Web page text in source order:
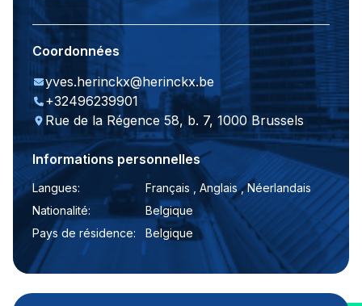
Coordonnées
yves.herinckx@herinckx.be
+32496239901
Rue de la Régence 58, b. 7, 1000 Brussels
Informations personnelles
Langues:
Français , Anglais , Néerlandais
Nationalité:
Belgique
Pays de résidence:
Belgique